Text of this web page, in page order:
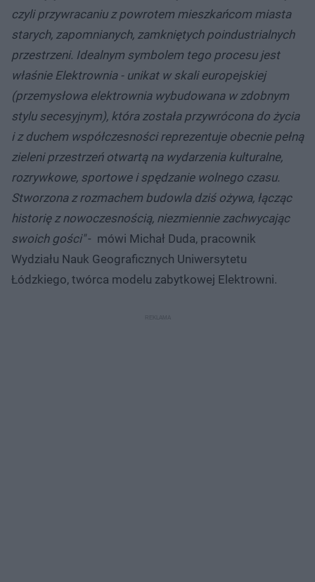
czyli przywracaniu z powrotem mieszkańcom miasta
starych, zapomnianych, zamkniętych poindustrialnych
przestrzeni. Idealnym symbolem tego procesu jest
właśnie Elektrownia - unikat w skali europejskiej
(przemysłowa elektrownia wybudowana w zdobnym
stylu secesyjnym), która została przywrócona do życia
i z duchem współczesności reprezentuje obecnie pełną
zieleni przestrzeń otwartą na wydarzenia kulturalne,
rozrywkowe, sportowe i spędzanie wolnego czasu.
Stworzona z rozmachem budowla dziś ożywa, łącząc
historię z nowoczesnością, niezmiennie zachwycając
swoich gości"- mówi Michał Duda, pracownik
Wydziału Nauk Geograficznych Uniwersytetu
Łódzkiego, twórca modelu zabytkowej Elektrowni.